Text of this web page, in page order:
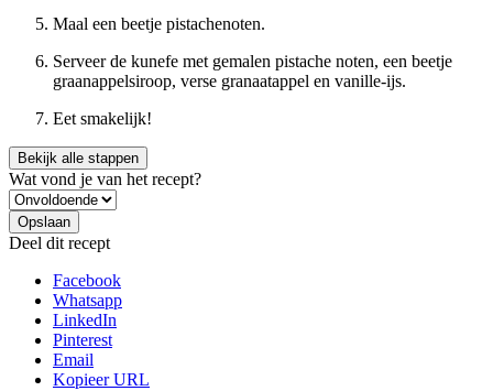
Maal een beetje pistachenoten.
Serveer de kunefe met gemalen pistache noten, een beetje
graanappelsiroop, verse granaatappel en vanille-ijs.
Eet smakelijk!
Bekijk alle stappen
Wat vond je van het recept?
Deel dit recept
Facebook
Whatsapp
LinkedIn
Pinterest
Email
Kopieer URL